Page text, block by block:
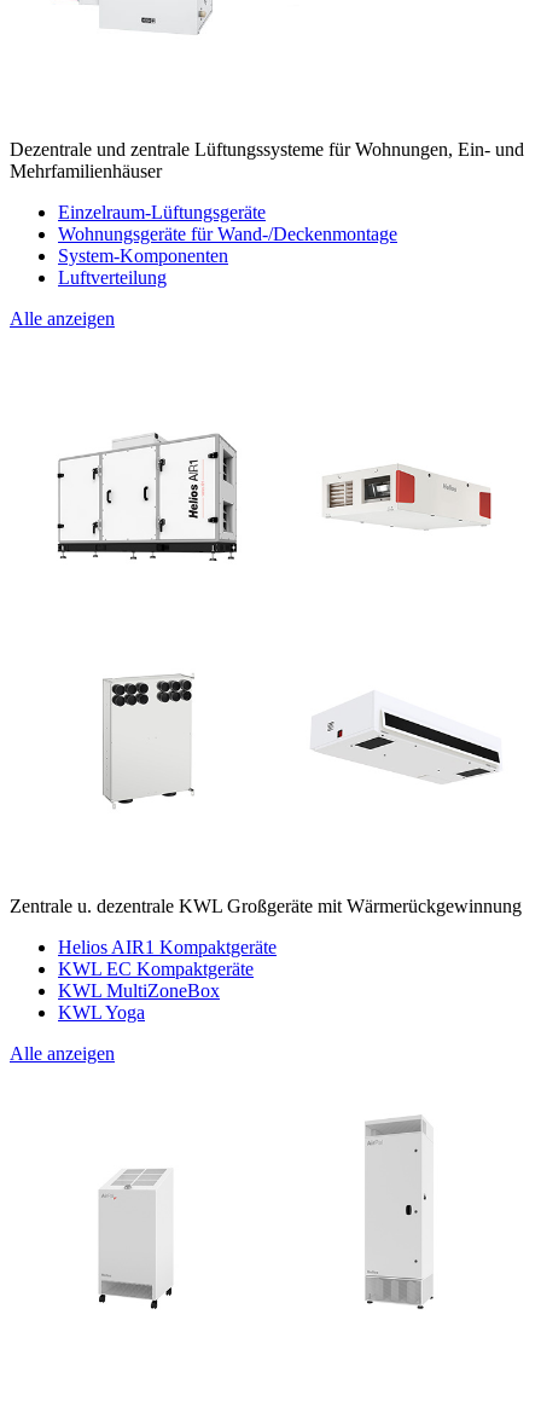
Dezentrale und zentrale Lüftungssysteme für Wohnungen, Ein- und
Mehrfamilienhäuser
Einzelraum-Lüftungsgeräte
Wohnungsgeräte für Wand-/Deckenmontage
System-Komponenten
Luftverteilung
Alle anzeigen
Zentrale u. dezentrale KWL Großgeräte mit Wärmerückgewinnung
Helios AIR1 Kompaktgeräte
KWL EC Kompaktgeräte
KWL MultiZoneBox
KWL Yoga
Alle anzeigen